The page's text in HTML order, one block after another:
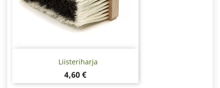
Liisteriharja
Hinta
4,60 €